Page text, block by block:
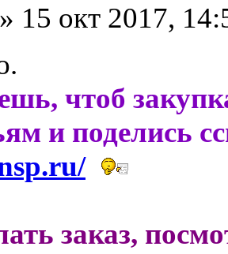
» 15 окт 2017,
чтоб
и поделись
заказ,